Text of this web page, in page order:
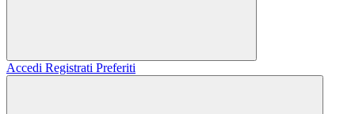
Accedi Registrati Preferiti